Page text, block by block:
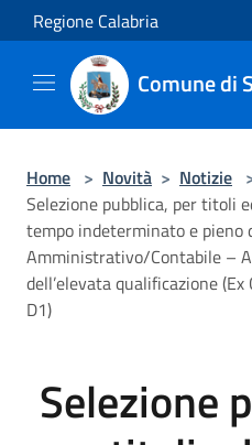
Salta al contenuto principale
Regione Calabria
Comune di
Home > Novità > Notizie
Selezione pubblica, per titoli
tempo indeterminato e pieno
Amministrativo/Contabile –
dell’elevata qualificazione
D1)
Selezione